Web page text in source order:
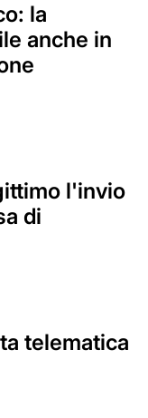
la
anche in
l'invio
di
telematica